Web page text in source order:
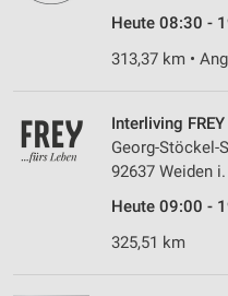
Heute 08:30 -
313,37 km •
Interliving
Georg-Stöckel-
92637 Weiden
Heute 09:00 -
325,51 km